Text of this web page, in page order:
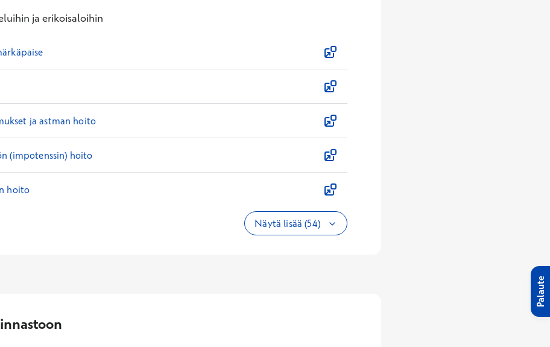
ja erikoisaloihin
ja astman hoito
(impotenssin) hoito
hoito
Näytä lisää (54)
Palaute